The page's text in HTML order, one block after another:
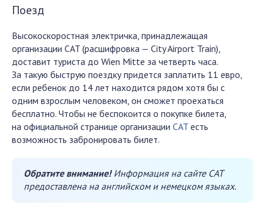
Поезд
Высокоскоростная электричка, принадлежащая
организации CAT (расшифровка — City Airport Train),
доставит туриста до Wien Mitte за четверть часа.
За такую быструю поездку придется заплатить 11 евро,
если ребенок до 14 лет находится рядом хотя бы с
одним взрослым человеком, он сможет проехаться
бесплатно. Чтобы не беспокоится о покупке билета,
на официальной странице организации CAT есть
возможность забронировать билет.
Обратите внимание!Информация на сайте CAT
предоставлена на английском и немецком языках.